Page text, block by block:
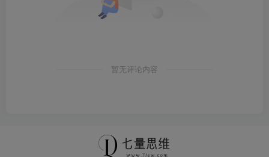
暂无评论内容